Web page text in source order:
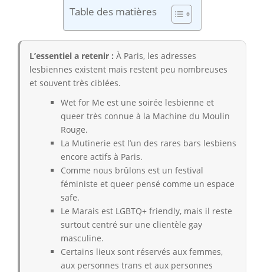
Table des matières
L’essentiel a retenir : À Paris, les adresses
lesbiennes existent mais restent peu nombreuses
et souvent très ciblées.
Wet for Me est une soirée lesbienne et
queer très connue à la Machine du Moulin
Rouge.
La Mutinerie est l’un des rares bars lesbiens
encore actifs à Paris.
Comme nous brûlons est un festival
féministe et queer pensé comme un espace
safe.
Le Marais est LGBTQ+ friendly, mais il reste
surtout centré sur une clientèle gay
masculine.
Certains lieux sont réservés aux femmes,
aux personnes trans et aux personnes